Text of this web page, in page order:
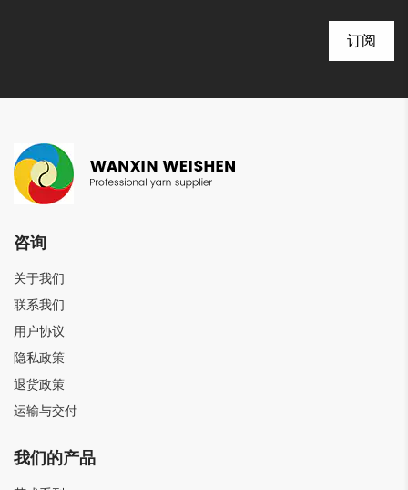
咨询
关于我们
联系我们
用户协议
隐私政策
退货政策
运输与交付
我们的产品